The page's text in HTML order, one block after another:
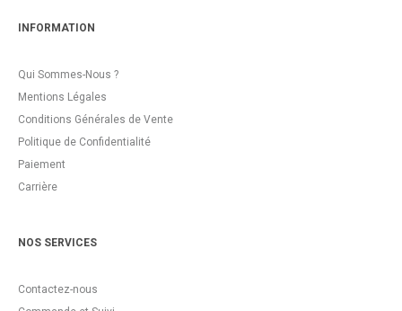
INFORMATION
Qui Sommes-Nous ?
Mentions Légales
Conditions Générales de Vente
Politique de Confidentialité
Paiement
Carrière
NOS SERVICES
Contactez-nous